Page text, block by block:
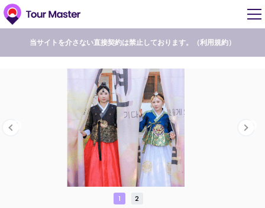
当サイトを介さない直接契約は禁止しております。（利用規約）
1 2